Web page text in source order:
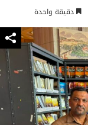
دقيقة واحدة